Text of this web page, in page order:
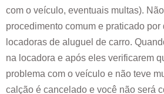
com o veículo, eventuais multas).
procedimento comum e praticado por
locadoras de aluguel de carro.
na locadora e após eles verificarem
problema com o veículo e não teve
calção é cancelado e você não será